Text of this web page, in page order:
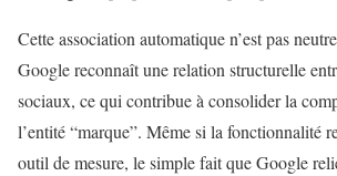
Cette association automatique n’est pas
Google reconnaît une relation structurelle
sociaux, ce qui contribue à consolider la
l’entité “marque”. Même si la fonctionnalité
outil de mesure, le simple fait que Google